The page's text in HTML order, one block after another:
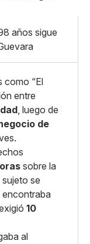
años sigue
como “El
entre
, luego de
de
sobre la
se
encontraba
10
al